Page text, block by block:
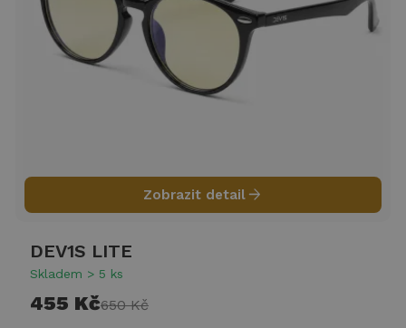
Zobrazit detailarrow_forward
DEV1S LITE
Skladem > 5 ks
455 Kč650 Kč